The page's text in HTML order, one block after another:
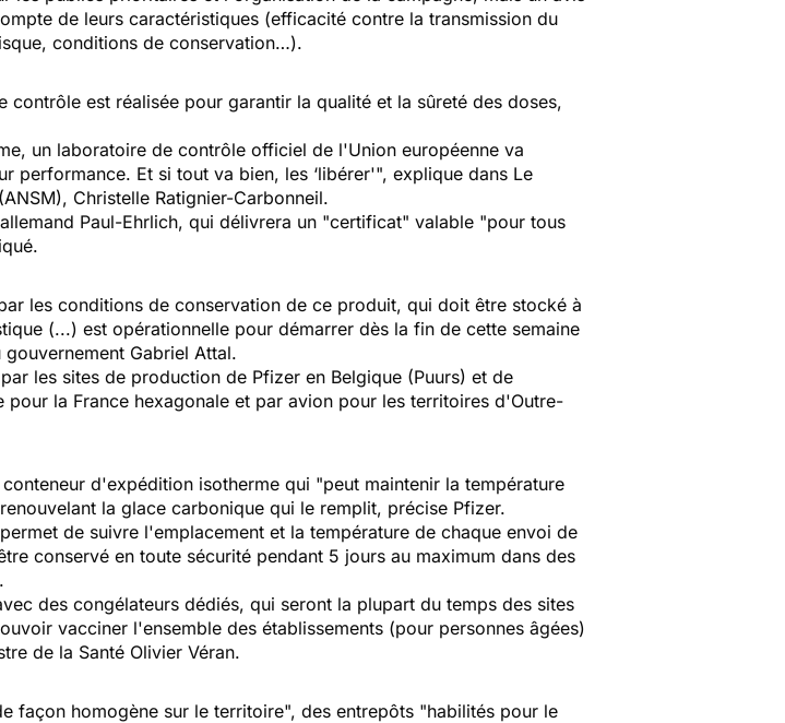
de leurs caractéristiques (efficacité contre la transmission du
conditions de conservation…).
est réalisée pour garantir la qualité et la sûreté des doses,
un laboratoire de contrôle officiel de l'Union européenne va
performance. Et si tout va bien, les ‘libérer'", explique dans Le
Christelle Ratignier-Carbonneil.
Paul-Ehrlich, qui délivrera un "certificat" valable "pour tous
les conditions de conservation de ce produit, qui doit être stocké à
(...) est opérationnelle pour démarrer dès la fin de cette semaine
Gabriel Attal.
les sites de production de Pfizer en Belgique (Puurs) et de
la France hexagonale et par avion pour les territoires d'Outre-
d'expédition isotherme qui "peut maintenir la température
la glace carbonique qui le remplit, précise Pfizer.
de suivre l'emplacement et la température de chaque envoi de
conservé en toute sécurité pendant 5 jours au maximum dans des
des congélateurs dédiés, qui seront la plupart du temps des sites
vacciner l'ensemble des établissements (pour personnes âgées)
de la Santé Olivier Véran.
façon homogène sur le territoire", des entrepôts "habilités pour le